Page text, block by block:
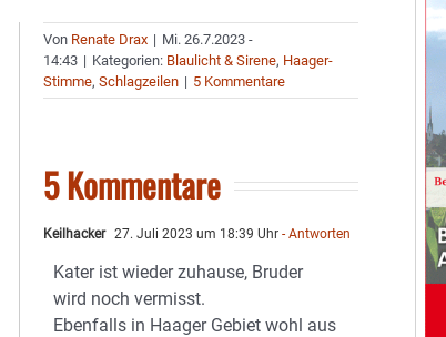
Von Renate Drax | Mi. 26.7.2023 -
14:43 | Kategorien: Blaulicht & Sirene, Haager-
Stimme,Schlagzeilen | 5 Kommentare
5 Kommentare
Keilhacker 27. Juli 2023 um 18:39 Uhr - Antworten
Kater ist wieder zuhause, Bruder
wird noch vermisst.
Ebenfalls in Haager Gebiet wohl aus